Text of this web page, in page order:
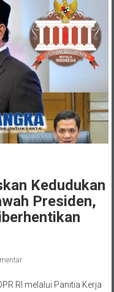
Kedudukan
Presiden,
RI melalui Panitia Kerja